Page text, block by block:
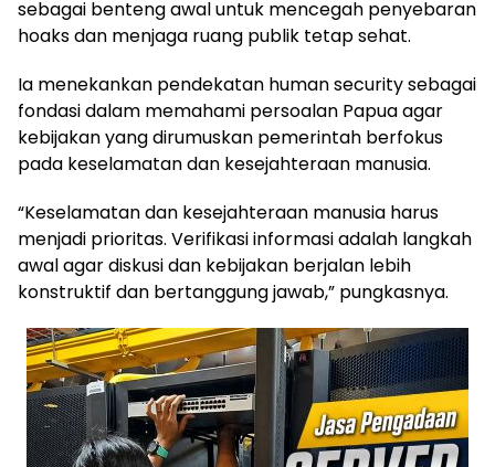
sebagai benteng awal untuk mencegah penyebaran
hoaks dan menjaga ruang publik tetap sehat.
Ia menekankan pendekatan human security sebagai
fondasi dalam memahami persoalan Papua agar
kebijakan yang dirumuskan pemerintah berfokus
pada keselamatan dan kesejahteraan manusia.
“Keselamatan dan kesejahteraan manusia harus
menjadi prioritas. Verifikasi informasi adalah langkah
awal agar diskusi dan kebijakan berjalan lebih
konstruktif dan bertanggung jawab,” pungkasnya.